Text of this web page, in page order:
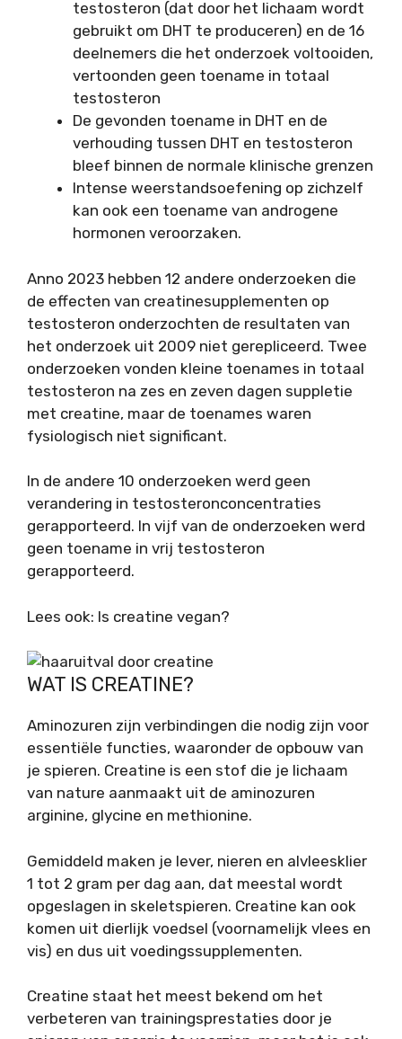
testosteron (dat door het lichaam wordt
gebruikt om DHT te produceren) en de 16
deelnemers die het onderzoek voltooiden,
vertoonden geen toename in totaal
testosteron
De gevonden toename in DHT en de
verhouding tussen DHT en testosteron
bleef binnen de normale klinische grenzen
Intense weerstandsoefening op zichzelf
kan ook een toename van androgene
hormonen veroorzaken.
Anno 2023 hebben 12 andere onderzoeken die
de effecten van creatinesupplementen op
testosteron onderzochten de resultaten van
het onderzoek uit 2009 niet gerepliceerd. Twee
onderzoeken vonden kleine toenames in totaal
testosteron na zes en zeven dagen suppletie
met creatine, maar de toenames waren
fysiologisch niet significant.
In de andere 10 onderzoeken werd geen
verandering in testosteronconcentraties
gerapporteerd. In vijf van de onderzoeken werd
geen toename in vrij testosteron
gerapporteerd.
Lees ook: Is creatine vegan?
WAT IS CREATINE?
Aminozuren zijn verbindingen die nodig zijn voor
essentiële functies, waaronder de opbouw van
je spieren. Creatine is een stof die je lichaam
van nature aanmaakt uit de aminozuren
arginine, glycine en methionine.
Gemiddeld maken je lever, nieren en alvleesklier
1 tot 2 gram per dag aan, dat meestal wordt
opgeslagen in skeletspieren. Creatine kan ook
komen uit dierlijk voedsel (voornamelijk vlees en
vis) en dus uit voedingssupplementen.
Creatine staat het meest bekend om het
verbeteren van trainingsprestaties door je